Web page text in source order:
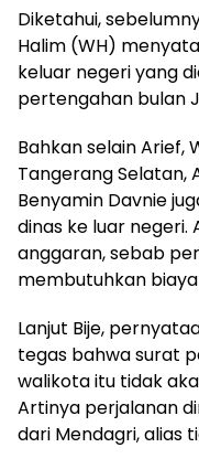
Diketahui,
Halim (WH)
keluar negeri yang
pertengahan bulan
Bahkan selain Arief,
Tangerang Selatan,
Benyamin Davnie
dinas ke luar negeri.
anggaran, sebab
membutuhkan
Lanjut Bije,
tegas bahwa surat
walikota itu tidak
Artinya perjalanan
dari Mendagri, alias